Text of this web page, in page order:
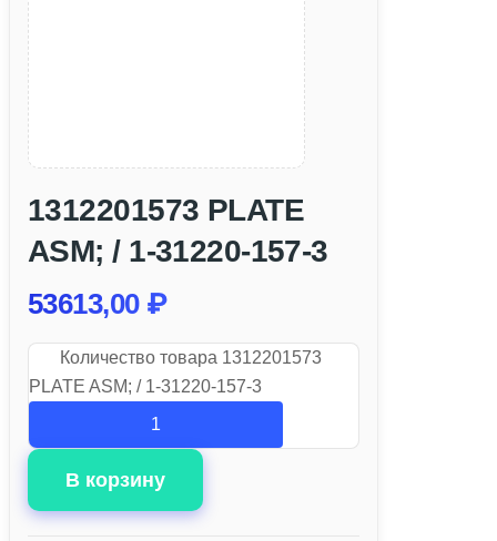
1312201573 PLATE
ASM; / 1-31220-157-3
53613,00 ₽
Количество товара 1312201573
PLATE ASM; / 1-31220-157-3
В корзину